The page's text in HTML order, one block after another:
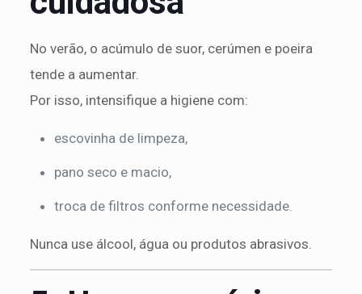
No verão, o acúmulo de suor, cerúmen e poeira
tende a aumentar.
Por isso, intensifique a higiene com:
escovinha de limpeza,
pano seco e macio,
troca de filtros conforme necessidade.
Nunca use álcool, água ou produtos abrasivos.